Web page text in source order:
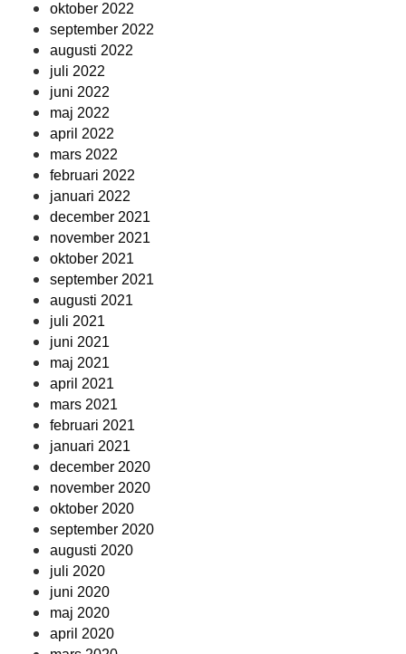
oktober 2022
september 2022
augusti 2022
juli 2022
juni 2022
maj 2022
april 2022
mars 2022
februari 2022
januari 2022
december 2021
november 2021
oktober 2021
september 2021
augusti 2021
juli 2021
juni 2021
maj 2021
april 2021
mars 2021
februari 2021
januari 2021
december 2020
november 2020
oktober 2020
september 2020
augusti 2020
juli 2020
juni 2020
maj 2020
april 2020